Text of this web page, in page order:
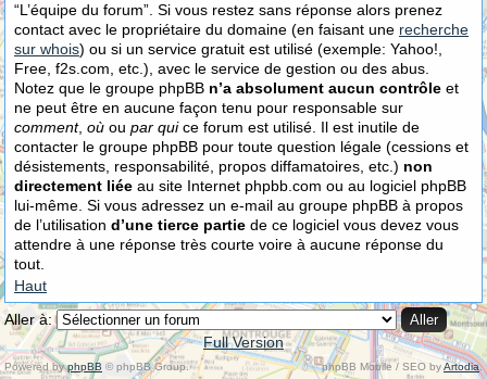
“L’équipe du forum”. Si vous restez sans réponse alors prenez
contact avec le propriétaire du domaine (en faisant une recherche
sur whois) ou si un service gratuit est utilisé (exemple: Yahoo!,
Free, f2s.com, etc.), avec le service de gestion ou des abus.
Notez que le groupe phpBB n’a absolument aucun contrôle et
ne peut être en aucune façon tenu pour responsable sur
comment, où ou par quice forum est utilisé. Il est inutile de
contacter le groupe phpBB pour toute question légale (cessions et
désistements, responsabilité, propos diffamatoires, etc.) non
directement liée au site Internet phpbb.com ou au logiciel phpBB
lui-même. Si vous adressez un e-mail au groupe phpBB à propos
de l’utilisation d’une tierce partie de ce logiciel vous devez vous
attendre à une réponse très courte voire à aucune réponse du
tout.
Haut
Aller à:
Full Version
Powered byphpBB © phpBB Group. phpBB Mobile / SEO byArtodia.